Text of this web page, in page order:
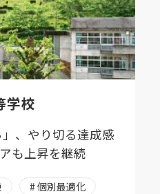
学校
、やり切る達成感
も上昇を継続
# 個別最適化